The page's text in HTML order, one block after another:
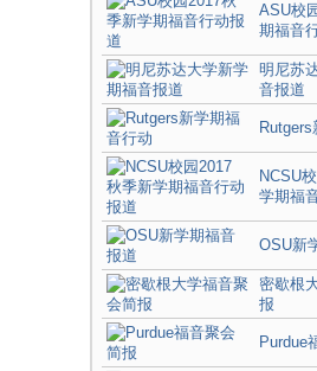
ASU校
期福音
明尼苏
音报道
NCSU
学期福
OSU新
密歇根
报
Purdue